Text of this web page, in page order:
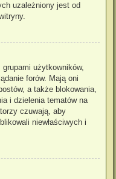
uzależniony jest od
użytkowników,
forów. Mają oni
a także blokowania,
i dzielenia tematów na
czuwają, aby
niewłaściwych i